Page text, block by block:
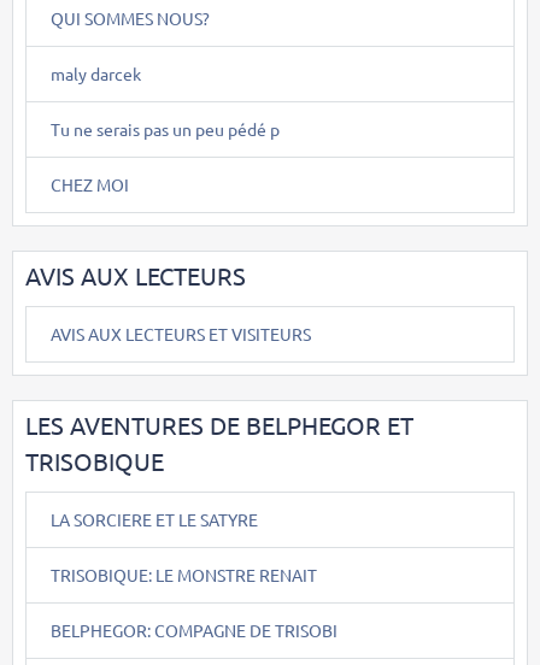
QUI SOMMES NOUS?
maly darcek
Tu ne serais pas un peu pédé p
CHEZ MOI
AVIS AUX LECTEURS
AVIS AUX LECTEURS ET VISITEURS
LES AVENTURES DE BELPHEGOR ET
TRISOBIQUE
LA SORCIERE ET LE SATYRE
TRISOBIQUE: LE MONSTRE RENAIT
BELPHEGOR: COMPAGNE DE TRISOBI